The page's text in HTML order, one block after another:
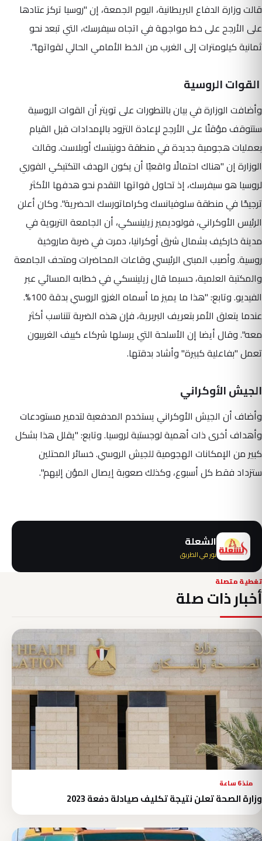
قالت وزارة الدفاع البريطانية، اليوم الجمعة، إن "روسيا تركز عتادها
على الأرجح على خط مواجهة في اتجاه سيفرسك، التي تبعد نحو
ثمانية كيلومترات إلى الغرب من الخط الأمامي الحالي لقواتها".
القوات الروسية
وأضافت الوزارة في بيان بالتطورات على تويتر أن القوات الروسية
ستتوقف مؤقتًا على الأرجح لإعادة التزود بالإمدادات قبل القيام
بعمليات هجومية جديدة في منطقة دونيتسك أوبلاست.وقالت
الوزارة إن "هناك احتمالًا واقعيًا أن يكون الهدف التكتيكي الفوري
لروسيا هو سيفرسك، إذ تحاول قواتها التقدم نحو هدفها الأكثر
ترجيحًا في منطقة سلوفيانسك وكراماتورسك الحضرية". وكان أعلن
الرئيس الأوكراني، فولوديمير زيلينسكي، أن الجامعة التربوية في
مدينة خاركيف بشمال شرق أوكرانيا، دمرت في ضربة صاروخية
روسية. وأصيب المبنى الرئيسي وقاعات المحاضرات ومتحف الجامعة
والمكتبة العلمية، حسبما قال زيلينسكي في خطابه المسائي عبر
الفيديو.
وتابع: "هذا ما يميز ما أسماه الغزو الروسي بدقة 100%.
عندما يتعلق الأمر بتعريف البربرية، فإن هذه الضربة تتناسب أكثر
معه". وقال أيضا إن الأسلحة التي يرسلها شركاء كييف الغربيون
تعمل "بفاعلية كبيرة" وأشاد بدقتها.
الجيش الأوكراني
وأضاف أن الجيش الأوكراني يستخدم المدفعية لتدمير مستودعات
وأهداف أخرى ذات أهمية لوجستية لروسيا. وتابع: "يقلل هذا بشكل
كبير من الإمكانات الهجومية للجيش الروسي. خسائر المحتلين
ستزداد فقط كل أسبوع، وكذلك صعوبة إيصال المؤن إليهم".
الشعلة
نور في الطريق
تغطية متصلة
أخبار ذات صلة
منذ 6 ساعة
وزارة الصحة تعلن نتيجة تكليف صيادلة دفعة 2023